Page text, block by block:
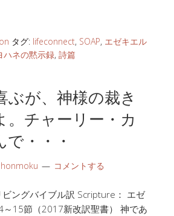
タグ: lifeconnect, SOAP, エゼキエル
ハネの黙示録, 詩篇
ぶが、神様の裁き
。チャーリー・カ
・・・
honmoku コメントする
ングバイブル訳 Scripture： エゼ
15節（2017新改訳聖書） 神であ